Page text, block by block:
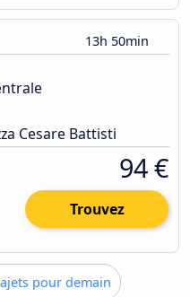
13h 50min
Cesare Battisti
94 €
Trouvez
pour demain